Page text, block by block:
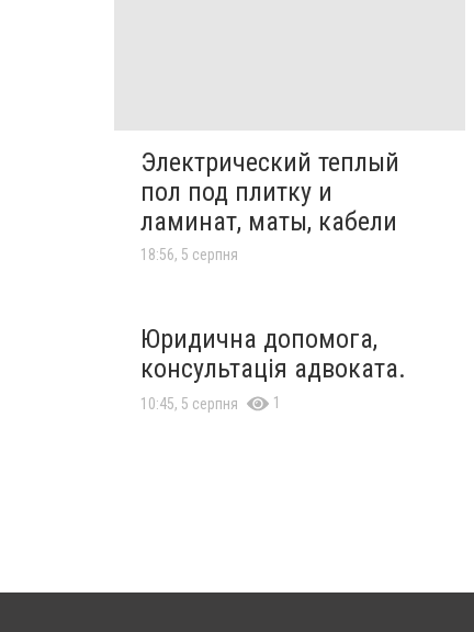
Электрический теплый
пол под плитку и
ламинат, маты, кабели
18:56, 5 серпня
Юридична допомога,
консультація адвоката.
10:45, 5 серпня 1